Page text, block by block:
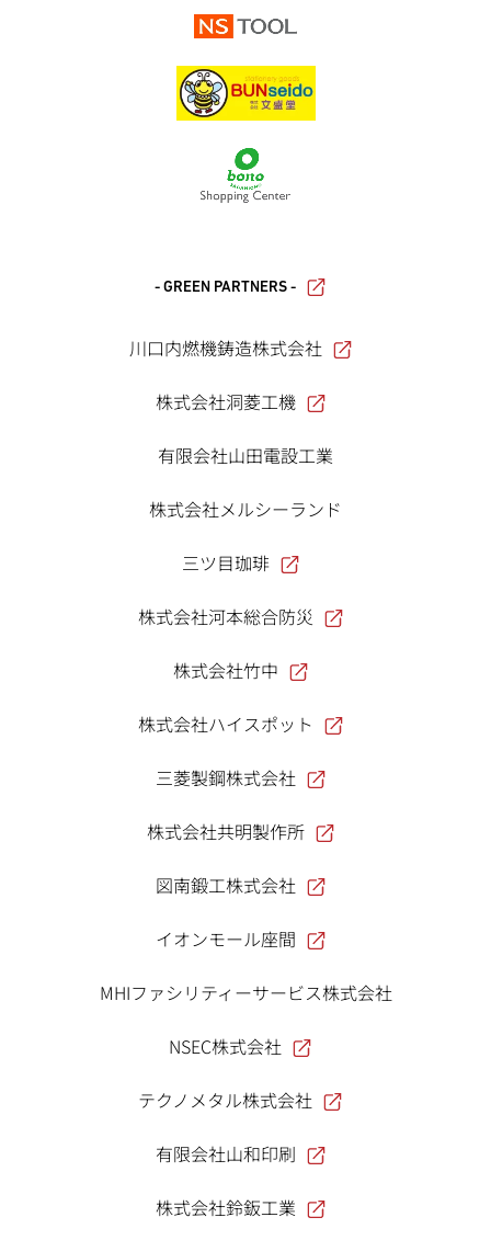
- GREEN PARTNERS -
川口内燃機鋳造株式会社
株式会社洞菱工機
有限会社山田電設工業
株式会社メルシーランド
三ツ目珈琲
株式会社河本総合防災
株式会社竹中
株式会社ハイスポット
三菱製鋼株式会社
株式会社共明製作所
図南鍛工株式会社
イオンモール座間
MHIファシリティーサービス株式会社
NSEC株式会社
テクノメタル株式会社
有限会社山和印刷
株式会社鈴鈑工業